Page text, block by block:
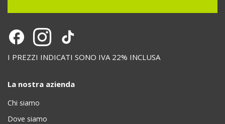
I PREZZI INDICATI SONO IVA 22% INCLUSA
La nostra azienda
Chi siamo
Dove siamo